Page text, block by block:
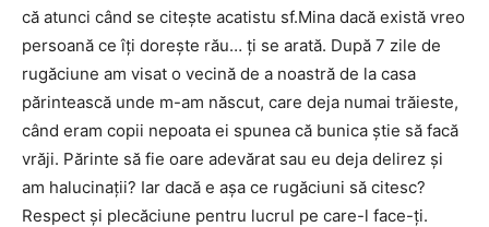
că atunci când se citește acatistu sf.Mina dacă există vreo
persoană ce îți dorește rău… ți se arată. După 7 zile de
rugăciune am visat o vecină de a noastră de la casa
părintească unde m-am născut, care deja numai trăieste,
când eram copii nepoata ei spunea că bunica știe să facă
vrăji. Părinte să fie oare adevărat sau eu deja delirez și
am halucinații? Iar dacă e așa ce rugăciuni să citesc?
Respect și plecăciune pentru lucrul pe care-l face-ți.